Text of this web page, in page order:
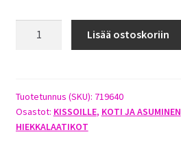
määrä
Lisää ostoskoriin
Tuotetunnus (SKU): 719640
Osastot: KISSOILLE, KOTI JA ASUMINEN
HIEKKALAATIKOT